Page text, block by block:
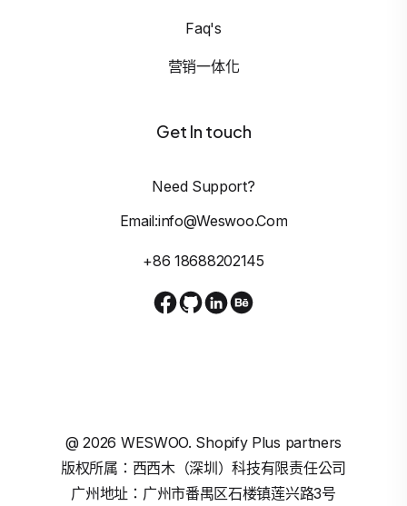
Faq's
营销一体化
Get In touch
Need Support?
Email:info@weswoo.com
+86 18688202145
@2026 WESWOO. Shopify Plus partners
版权所属：西西木（深圳）科技有限责任公司
广州地址：广州市番禺区石楼镇莲兴路3号